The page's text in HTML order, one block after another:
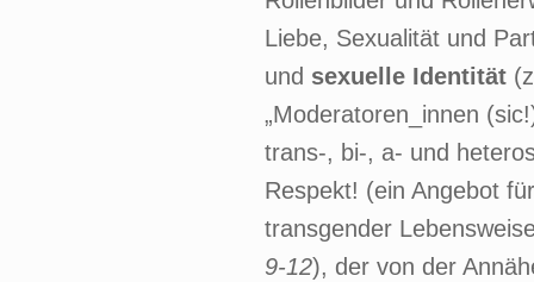
Liebe, Sexualität und
und sexuelle Identität
„Moderatoren_innen
trans-, bi-, a- und
Respekt! (ein Angebot
transgender
9-12), der von der